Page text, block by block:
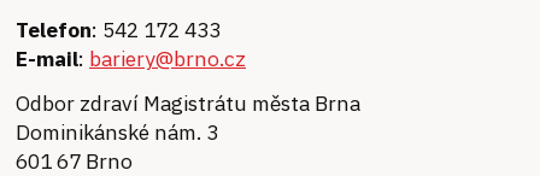
Telefon: 542 172 433
E-mail: bariery@brno.cz
Odbor zdraví Magistrátu města Brna
Dominikánské nám. 3
601 67 Brno